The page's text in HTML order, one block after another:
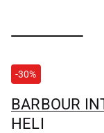
-30%
BARBOUR
HELI